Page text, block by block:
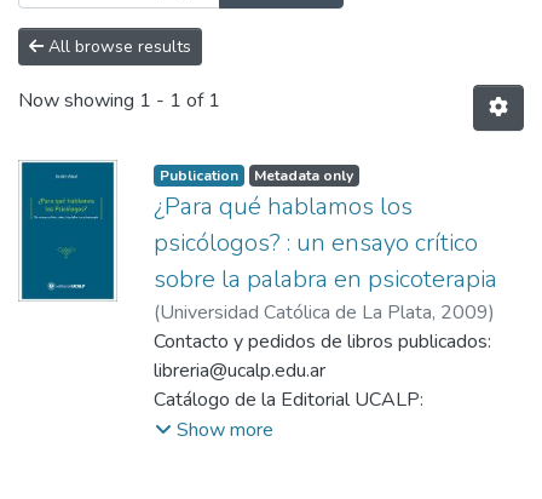
All browse results
Now showing 1 - 1 of 1
Publication Metadata only
¿Para qué hablamos los
psicólogos? : un ensayo crítico
sobre la palabra en psicoterapia
(Universidad Católica de La Plata, 2009)
Abud, Jordania
Contacto y pedidos de libros publicados:
libreria@ucalp.edu.ar
Catálogo de la Editorial UCALP:
https://www.ucalp.edu.ar/ed-
Show more